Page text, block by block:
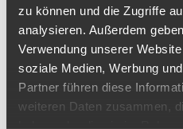
zu können und die Zugriffe
analysieren. Außerdem
Verwendung unserer
soziale Medien, Werbung
Partner führen diese
weiteren Daten zusammen,